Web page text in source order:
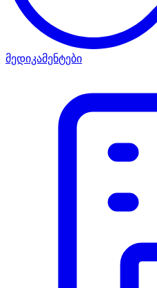
მედიკამენტები